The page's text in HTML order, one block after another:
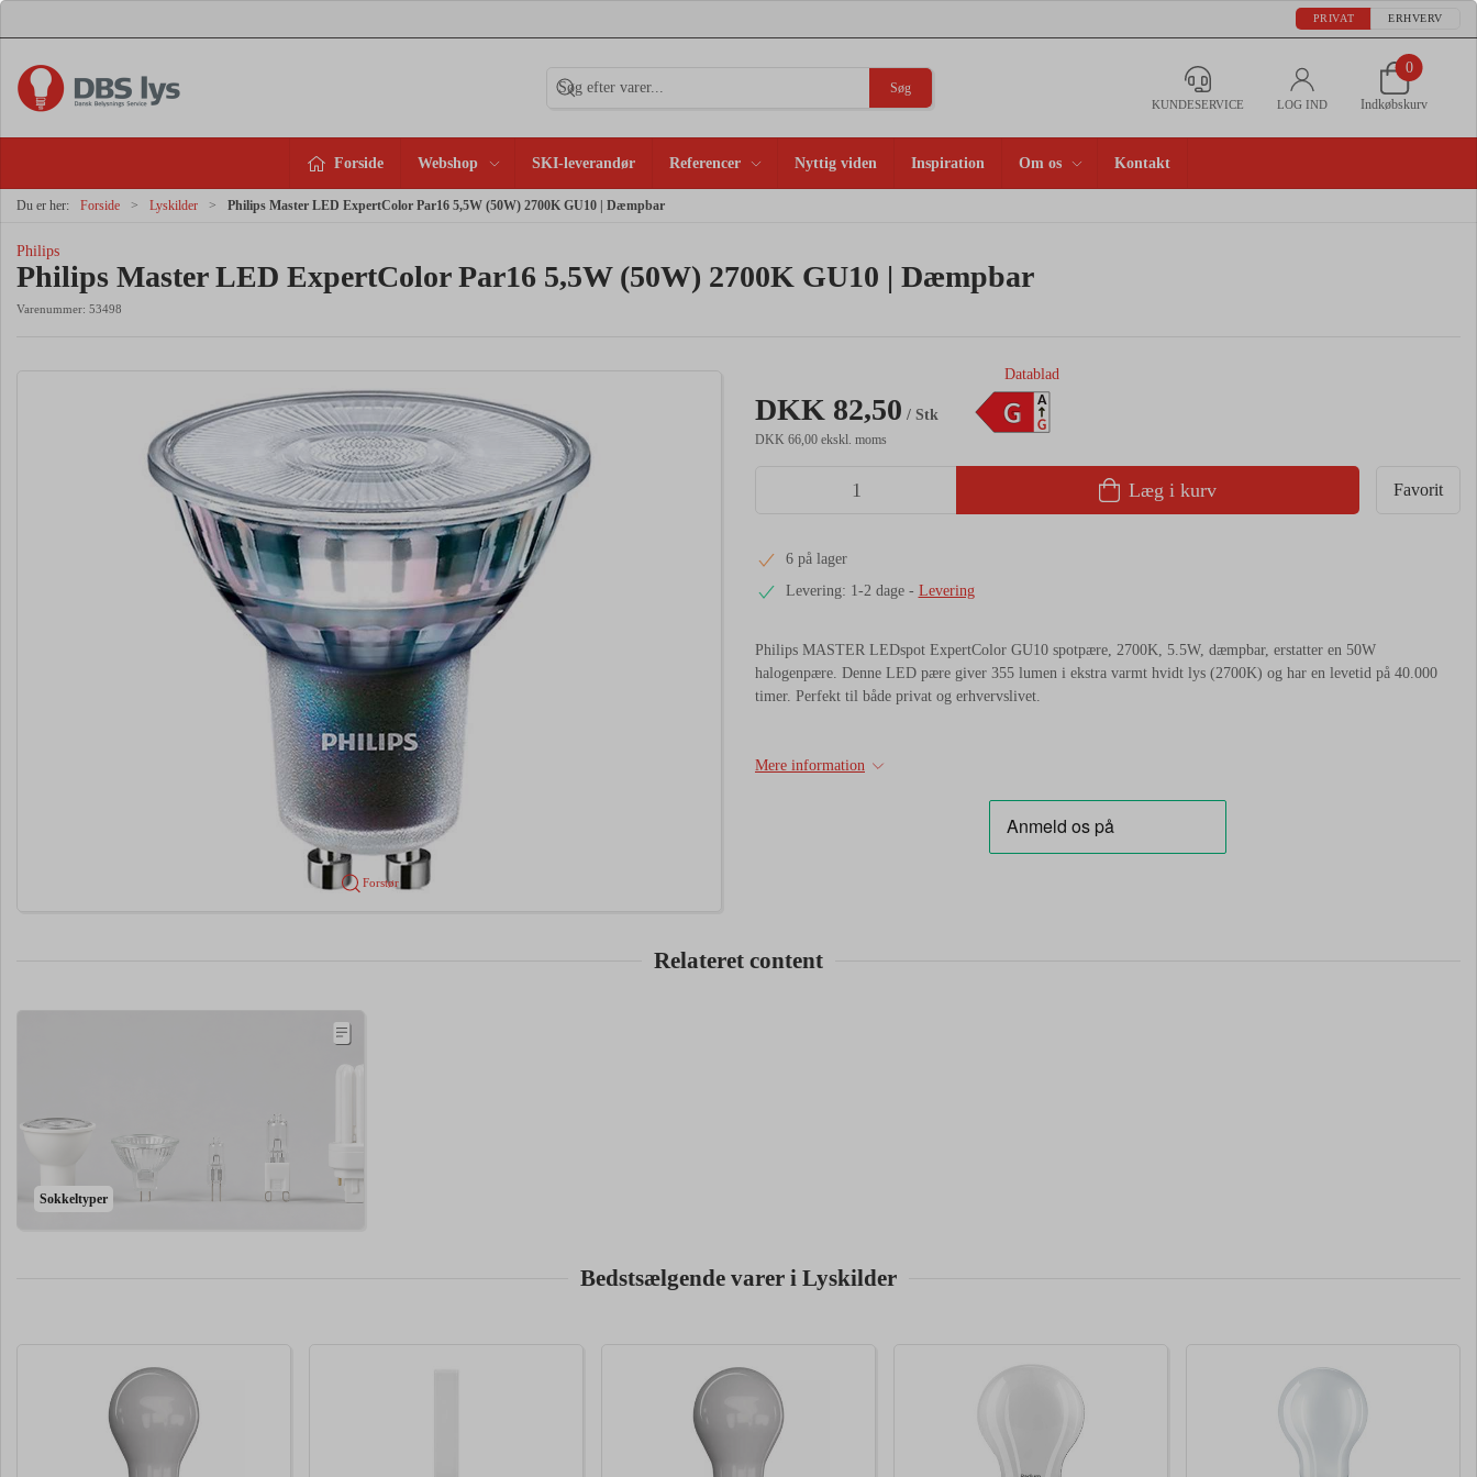
PRIVAT ERHVERV
Søg
KUNDESERVICE LOG IND
0
Indkøbskurv
Forside Webshop SKI-leverandør Referencer Nyttig viden Inspiration Om os Kontakt
Du er her: Forside Lyskilder Philips Master LED ExpertColor Par16 5,5W (50W) 2700K GU10 | Dæmpbar
Philips
Philips Master LED ExpertColor Par16 5,5W (50W) 2700K GU10 | Dæmpbar
Varenummer: 53498
Forstør
DKK 82,50 / Stk
Datablad
G A
G
DKK 66,00 ekskl. moms
Læg i kurv Favorit
6 på lager
Levering: 1-2 dage- Levering
Philips MASTER LEDspot ExpertColor GU10 spotpære, 2700K, 5.5W, dæmpbar, erstatter en 50W
halogenpære. Denne LED pære giver 355 lumen i ekstra varmt hvidt lys (2700K) og har en levetid på 40.000
timer. Perfekt til både privat og erhvervslivet.
Mere information
Relateret content
Sokkeltyper
Bedstsælgende varer i Lyskilder